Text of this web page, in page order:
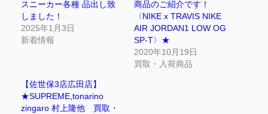
スニーカー各種 品出し致
しました！
2025年1月3日
新着情報
商品のご紹介です！
〈NIKE x TRAVIS NIKE
AIR JORDAN1 LOW OG
SP-T〉★
2020年10月19日
買取・入荷商品
【佐世保3店広田店】
★SUPREME,tonarino
zingaro 村上隆他 買取・